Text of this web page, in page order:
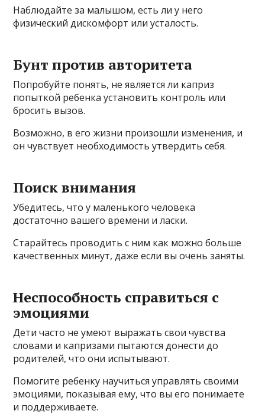
Наблюдайте за малышом, есть ли у него
физический дискомфорт или усталость.
Бунт против авторитета
Попробуйте понять, не является ли каприз
попыткой ребенка установить контроль или
бросить вызов.
Возможно, в его жизни произошли изменения, и
он чувствует необходимость утвердить себя.
Поиск внимания
Убедитесь, что у маленького человека
достаточно вашего времени и ласки.
Старайтесь проводить с ним как можно больше
качественных минут, даже если вы очень заняты.
Неспособность справиться с
эмоциями
Дети часто не умеют выражать свои чувства
словами и капризами пытаются донести до
родителей, что они испытывают.
Помогите ребенку научиться управлять своими
эмоциями, показывая ему, что вы его понимаете
и поддерживаете.